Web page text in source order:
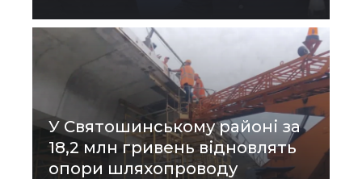
У Святошинському районі за
18,2 млн гривень відновлять
опори шляхопроводу